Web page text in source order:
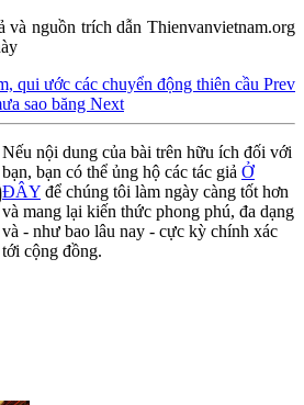
và nguồn trích dẫn Thienvanvietnam.org
qui ước các chuyển động thiên cầu Prev
sao băng Next
Nếu nội dung của bài trên hữu ích đối với
bạn, bạn có thể ủng hộ các tác giả Ở
ĐÂY để chúng tôi làm ngày càng tốt hơn
và mang lại kiến thức phong phú, đa dạng
và - như bao lâu nay - cực kỳ chính xác
tới cộng đồng.